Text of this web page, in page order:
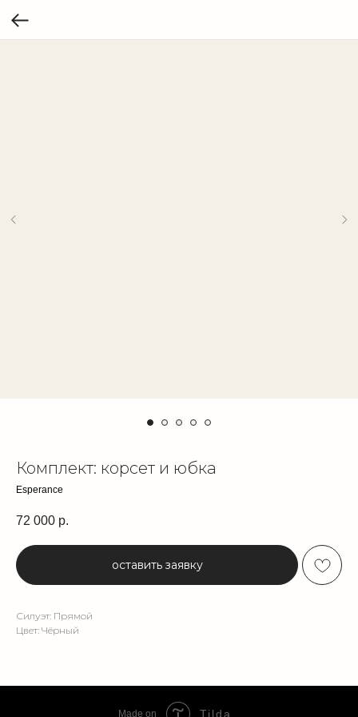
Комплект: корсет и юбка
Esperance
72 000 р.
оставить заявку
Силуэт: Прямой
Цвет: Чёрный
Made on Tilda